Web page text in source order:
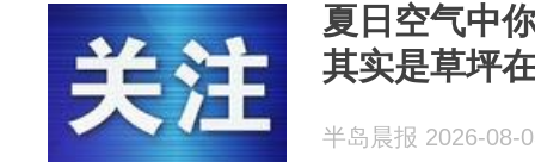
夏日空气中
其实是草坪
半岛晨报 2026-08-